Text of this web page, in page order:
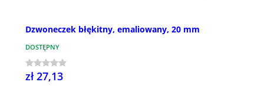
Dzwoneczek błękitny, emaliowany, 20 mm
DOSTĘPNY
zł 27,13